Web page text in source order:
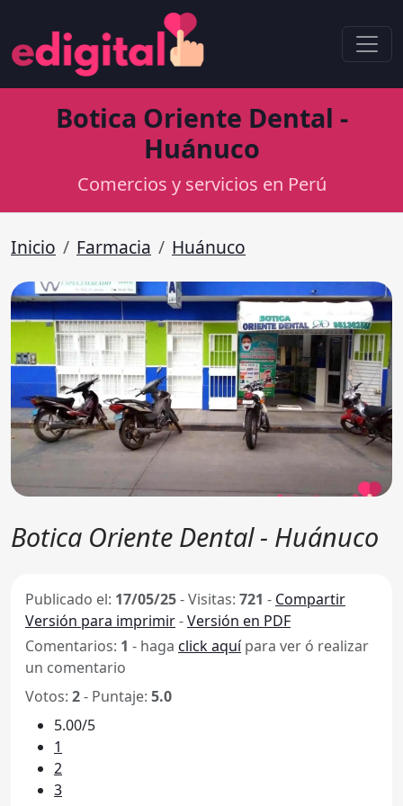
Botica Oriente Dental -
Huánuco
Comercios y servicios en Perú
Inicio Farmacia Huánuco
Botica Oriente Dental - Huánuco
Publicado el: 17/05/25-Visitas: 721 - Compartir
Versión para imprimir-Versión en PDF
Comentarios: 1 - haga click aquípara ver ó realizar
un comentario
Votos: 2- Puntaje: 5.0
5.00/5
1
2
3